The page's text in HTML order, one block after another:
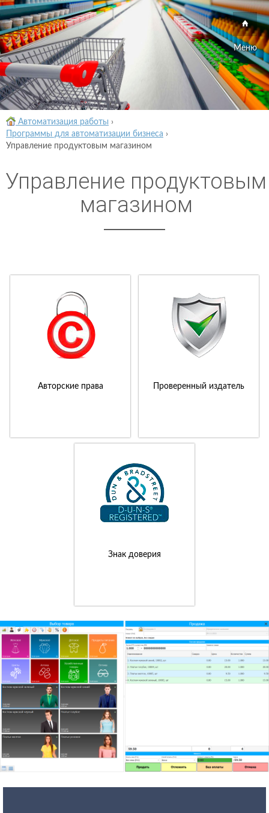
Меню
Автоматизация работы ›
Программы для автоматизации бизнеса ›
Управление продуктовым магазином
Управление продуктовым
магазином
Авторские права Проверенный издатель
Знак доверия